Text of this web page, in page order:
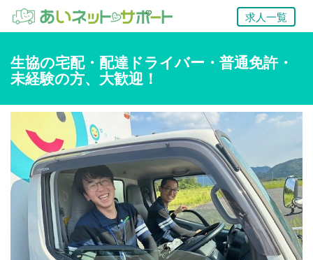
求人一覧
生協の宅配・配達ドライバー・普通免許・
未経験の方、大歓迎！